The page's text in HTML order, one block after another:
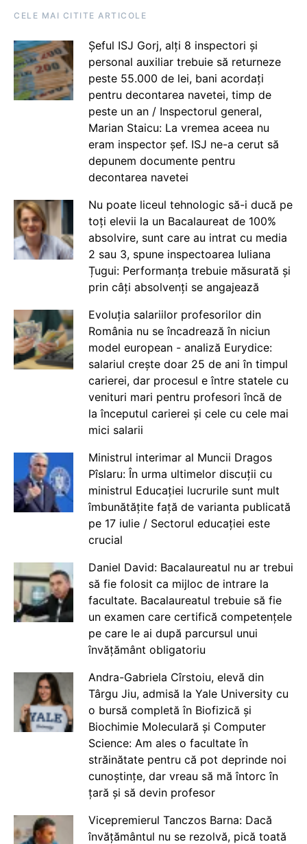
CELE MAI CITITE ARTICOLE
Șeful ISJ Gorj, alți 8 inspectori și
personal auxiliar trebuie să returneze
peste 55.000 de lei, bani acordați
pentru decontarea navetei, timp de
peste un an / Inspectorul general,
Marian Staicu: La vremea aceea nu
eram inspector șef. ISJ ne-a cerut să
depunem documente pentru
decontarea navetei
Nu poate liceul tehnologic să-i ducă pe
toți elevii la un Bacalaureat de 100%
absolvire, sunt care au intrat cu media
2 sau 3, spune inspectoarea Iuliana
Țugui: Performanța trebuie măsurată și
prin câți absolvenți se angajează
Evoluția salariilor profesorilor din
România nu se încadrează în niciun
model european - analiză Eurydice:
salariul crește doar 25 de ani în timpul
carierei, dar procesul e între statele cu
venituri mari pentru profesori încă de
la începutul carierei și cele cu cele mai
mici salarii
Ministrul interimar al Muncii Dragos
Pîslaru: În urma ultimelor discuții cu
ministrul Educației lucrurile sunt mult
îmbunătățite față de varianta publicată
pe 17 iulie / Sectorul educației este
crucial
Daniel David: Bacalaureatul nu ar trebui
să fie folosit ca mijloc de intrare la
facultate. Bacalaureatul trebuie să fie
un examen care certifică competențele
pe care le ai după parcursul unui
învățământ obligatoriu
Andra-Gabriela Cîrstoiu, elevă din
Târgu Jiu, admisă la Yale University cu
o bursă completă în Biofizică și
Biochimie Moleculară și Computer
Science: Am ales o facultate în
străinătate pentru că pot deprinde noi
cunoștințe, dar vreau să mă întorc în
țară și să devin profesor
Vicepremierul Tanczos Barna: Dacă
învățământul nu se rezolvă, pică toată